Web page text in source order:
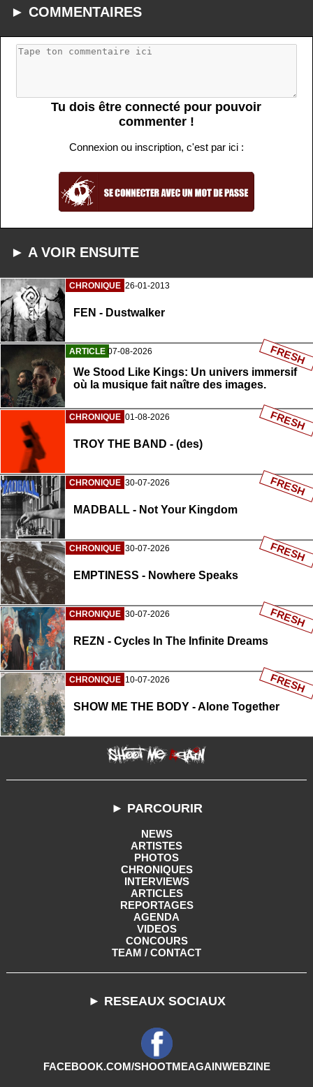
► COMMENTAIRES
Tu dois être connecté pour pouvoir
commenter !
Connexion ou inscription, c'est par ici :
► A VOIR ENSUITE
CHRONIQUE 26-01-2013
FEN - Dustwalker
ARTICLE 07-08-2026
We Stood Like Kings: Un univers immersif
où la musique fait naître des images.
FRESH
CHRONIQUE 01-08-2026
TROY THE BAND - (des)
FRESH
CHRONIQUE 30-07-2026
MADBALL - Not Your Kingdom
FRESH
CHRONIQUE 30-07-2026
EMPTINESS - Nowhere Speaks
FRESH
CHRONIQUE 30-07-2026
REZN - Cycles In The Infinite Dreams
FRESH
CHRONIQUE 10-07-2026
SHOW ME THE BODY - Alone Together
FRESH
► PARCOURIR
NEWS
ARTISTES
PHOTOS
CHRONIQUES
INTERVIEWS
ARTICLES
REPORTAGES
AGENDA
VIDEOS
CONCOURS
TEAM / CONTACT
► RESEAUX SOCIAUX
FACEBOOK.COM/SHOOTMEAGAINWEBZINE